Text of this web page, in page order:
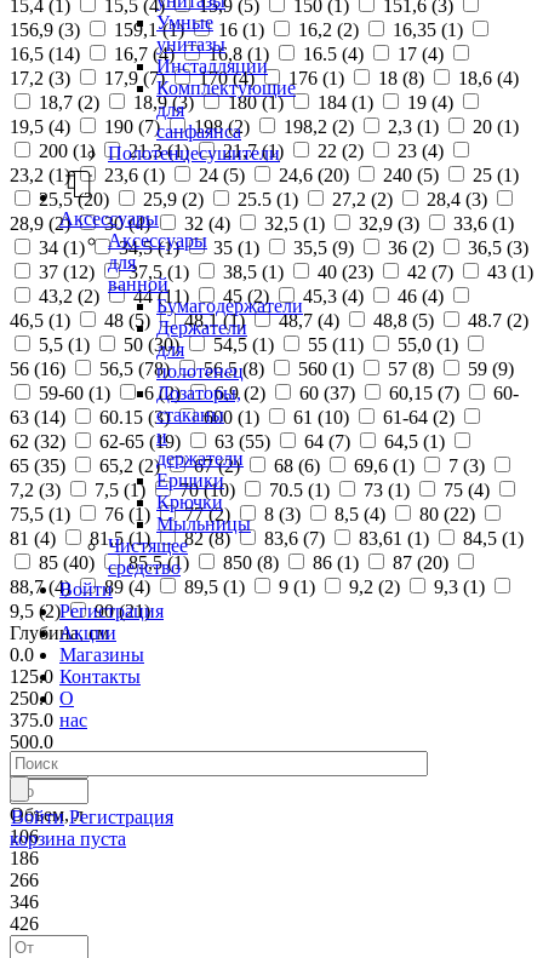
Умные
унитазы
Инсталляции
Комплектующие
для
санфаянса
Полотенцесушители
Аксессуары
Аксессуары
для
ванной
Бумагодержатели
Держатели
для
полотенец
Дозаторы,
стаканы
и
держатели
Ершики
Крючки
Мыльницы
Чистящее
средство
Войти
Регистрация
Акции
Магазины
Контакты
О
нас
Войти Регистрация
корзина пуста
15,4 (1 ) 15,5 (4) 15,9 (5) 150 (1 ) 151,6 (3)
156,9 (3) 159,1 (1) 16 (1) 16,2 (2) 16,35 (1)
16,5 (14) 16,7 (4) 16,8 (1) 16.5 (4) 17 (4)
17,2 (3) 17,9 (7) 170 (4) 176 (1) 18 (8) 18,6 (4)
18,7 (2) 18,9 (3) 180 (1) 184 (1) 19 (4)
19,5 (4) 190 (7) 198 (2) 198,2 (2) 2,3 (1) 20 (1)
200 (1) 21,3 (1) 21,7 (1) 22 (2) 23 (4)
23,2 (1) 23,6 (1) 24 (5) 24,6 (20) 240 (5) 25 (1)
25,5 (20) 25,9 (2) 25.5 (1) 27,2 (2) 28,4 (3)
28,9 (2) 30 (4) 32 (4) 32,5 (1) 32,9 (3) 33,6 (1)
34 (1) 34,5 (1) 35 (1) 35,5 (9) 36 (2) 36,5 (3)
37 (12) 37,5 (1) 38,5 (1) 40 (23) 42 (7) 43 (1)
43,2 (2) 44 (11) 45 (2) 45,3 (4) 46 (4)
46,5 (1) 48 (5) 48,1 (1) 48,7 (4) 48,8 (5) 48.7 (2)
5,5 (1) 50 (30) 54,5 (1) 55 (11) 55,0 (1)
56 (16) 56,5 (78) 56.5 (8) 560 (1) 57 (8) 59 (9)
59-60 (1) 6 (2) 6,9 (2) 60 (37) 60,15 (7)
60-
63 (14) 60.15 (3) 600 (1) 61 (10) 61-64 (2)
62 (32) 62-65 (19) 63 (55) 64 (7) 64,5 (1)
65 (35) 65,2 (2) 67 (2) 68 (6) 69,6 (1) 7 (3)
7,2 (3) 7,5 (1) 70 (10) 70.5 (1) 73 (1) 75 (4)
75,5 (1) 76 (1) 77 (2) 8 (3) 8,5 (4) 80 (22)
81 (4) 81,5 (1) 82 (8) 83,6 (7) 83,61 (1) 84,5 (1)
85 (40) 85,5 (1) 850 (8) 86 (1) 87 (20)
88,7 (4) 89 (4) 89,5 (1) 9 (1) 9,2 (2) 9,3 (1)
9,5 (2) 90 (21)
Глубина, см
0.0
125.0
250.0
375.0
500.0
Объем, л
106
186
266
346
426